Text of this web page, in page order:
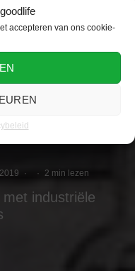
accepteren van ons cookie-
· · 2 min lezen
industriële